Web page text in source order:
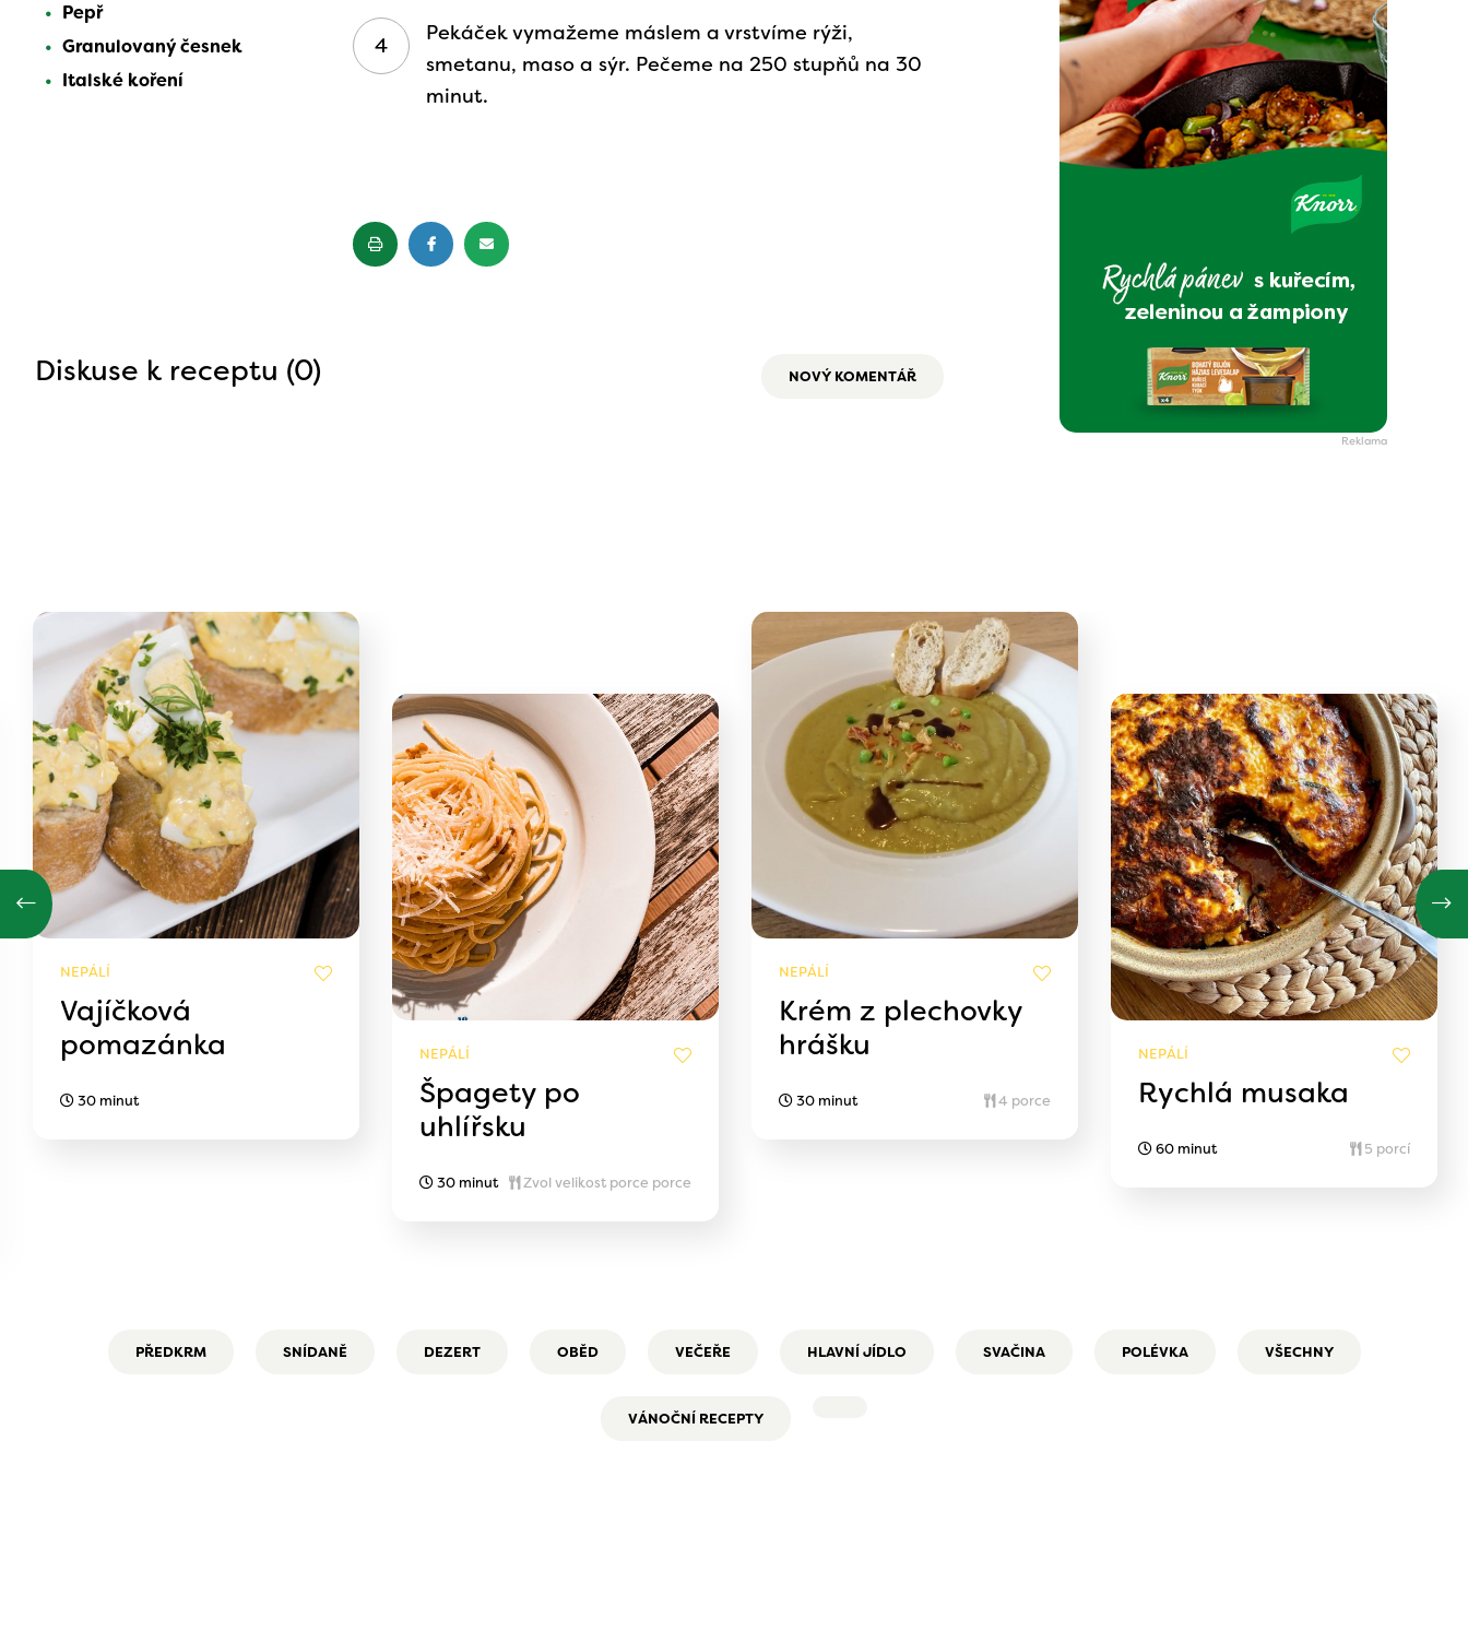
Pepř
Granulovaný česnek
Italské koření
Pekáček vymažeme máslem a vrstvíme rýži,
smetanu, maso a sýr. Pečeme na 250 stupňů na 30
minut.
Diskuse k receptu (0) NOVÝ KOMENTÁŘ
NEPÁLÍ
Vajíčková
pomazánka
30 minut
NEPÁLÍ
Špagety po
uhlířsku
30 minut Zvol velikost porce porce
NEPÁLÍ
Krém z plechovky
hrášku
30 minut 4 porce
NEPÁLÍ
Rychlá musaka
60 minut 5 porcí
PŘEDKRM SNÍDANĚ DEZERT OBĚD VEČEŘE HLAVNÍ JÍDLO SVAČINA POLÉVKA VŠECHNY
VÁNOČNÍ RECEPTY